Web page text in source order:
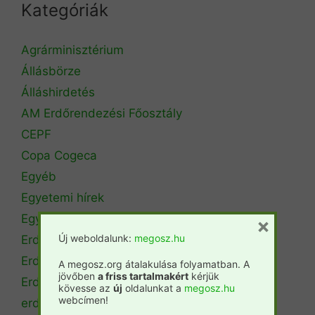
Kategóriák
Agrárminisztérium
Állásbörze
Álláshirdetés
AM Erdőrendezési Főosztály
CEPF
Copa Cogeca
Egyéb
Egyetemi hírek
Egyetemi szintű oktatás
Erdészeti szakszemélyzet
Erdőtérkép
Erdőtörvény
erdőtűz
Új weboldalunk: megosz.hu
A megosz.org átalakulása folyamatban. A
jövőben a friss tartalmakért kérjük
kövesse az új oldalunkat a megosz.hu
webcímen!
×